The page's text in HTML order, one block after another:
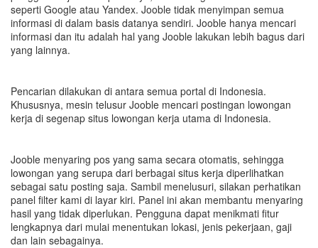
seperti Google atau Yandex. Jooble tidak menyimpan semua
informasi di dalam basis datanya sendiri. Jooble hanya mencari
informasi dan itu adalah hal yang Jooble lakukan lebih bagus dari
yang lainnya.
Pencarian dilakukan di antara semua portal di Indonesia.
Khususnya, mesin telusur Jooble mencari postingan lowongan
kerja di segenap situs lowongan kerja utama di Indonesia.
Jooble menyaring pos yang sama secara otomatis, sehingga
lowongan yang serupa dari berbagai situs kerja diperlihatkan
sebagai satu posting saja. Sambil menelusuri, silakan perhatikan
panel filter kami di layar kiri. Panel ini akan membantu menyaring
hasil yang tidak diperlukan. Pengguna dapat menikmati fitur
lengkapnya dari mulai menentukan lokasi, jenis pekerjaan, gaji
dan lain sebagainya.